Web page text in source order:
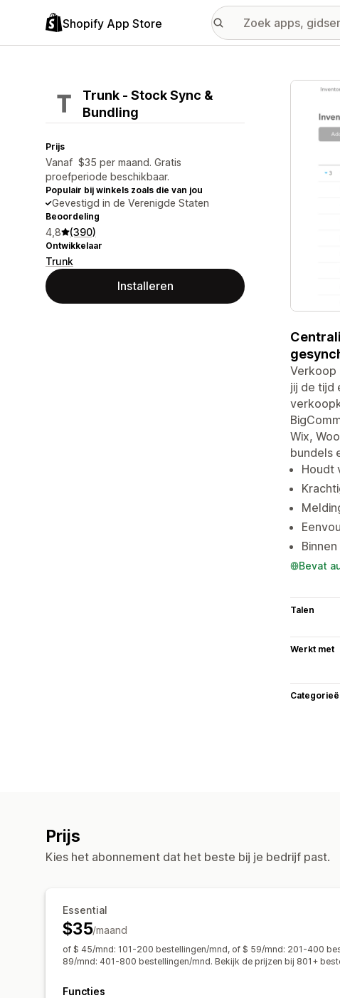
Shopify App Store
Trunk ‑ Stock Sync &
Bundling
Prijs
Vanaf $35 per maand. Gratis
proefperiode beschikbaar.
Populair bij winkels zoals die van jou
Gevestigd in de Verenigde Staten
Beoordeling
4,8 (390)
Ontwikkelaar
Trunk
Installeren
Galerij
Verkoop
jij de tijd
Wix,
bundels
Houdt
Bevat
Talen
Werkt met
Prijs
Kies het abonnement dat het beste bij je bedrijf past.
Essential
$35/maand
of $ 45/mnd: 101-200 bestellingen/mnd, of $ 59/mnd: 201-400
89/mnd: 401-800 bestellingen/mnd. Bekijk de prijzen bij 801+
Functies